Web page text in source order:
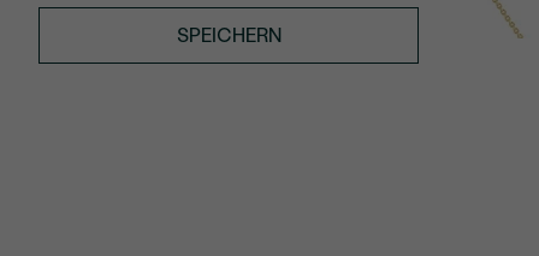
SPEICHERN
von € 749 von € 559